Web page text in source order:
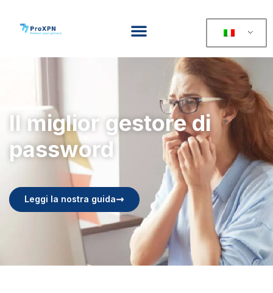
Il miglior gestore di
password
Leggi la nostra guida